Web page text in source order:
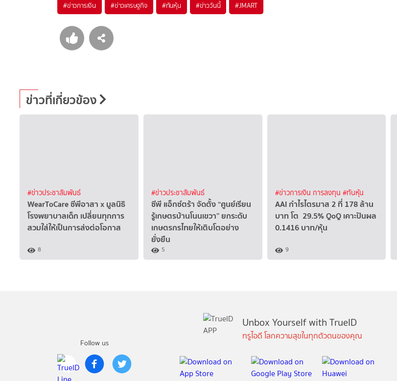
#ข่าวการเงิน #ข่าวเศรษฐกิจ #ทันหุ้น #ข่าววันนี้ #JMART
ข่าวที่เกี่ยวข้อง
#ข่าวประชาสัมพันธ์
WearToCare ซีพีอาสา x มูลนิธิ
โรงพยาบาลเด็ก เปลี่ยนทุกการ
สวมใส่ให้เป็นการส่งต่อโอกาส
8
#ข่าวประชาสัมพันธ์
ซีพี แอ็กซ์ตร้า จัดตั้ง “ศูนย์เรียน
รู้เกษตรบ้านโนนเขวา” ยกระดับ
เกษตรกรไทยให้เติบโตอย่าง
ยั่งยืน
5
#ข่าวการเงิน การลงทุน #ทันหุ้น
AAI กำไรไตรมาส 2 ที่ 178 ล้าน
บาท โต 29.5% QoQ เคาะปันผล
0.1416 บาท/หุ้น
9
Follow us
Unbox Yourself with TrueID
ทรูไอดี โลกความสุขในทุกตัวตนของคุณ